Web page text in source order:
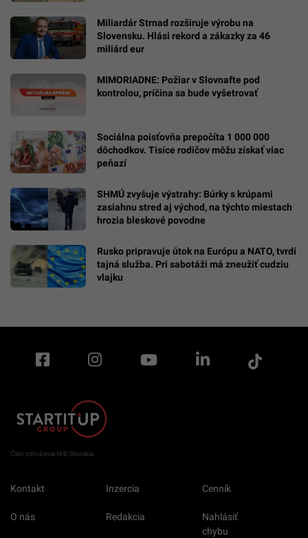
Miliardár Strnad rozširuje výrobu na
Slovensku. Hlási rekord a zákazky za 46
miliárd eur
MIMORIADNE: Požiar v Slovnafte pod
kontrolou, príčina sa bude vyšetrovať
Sociálna poisťovňa prepočíta 1 000 000
dôchodkov. Tisíce rodičov môžu získať viac
peňazí
SHMÚ zvyšuje výstrahy: Búrky s krúpami
zasiahnu stred aj východ, na týchto miestach
hrozia bleskové povodne
Rusko pripravuje útok na Európu a NATO, tvrdí
tajná služba. Pri sabotáži má zneužiť cudziu
vlajku
Člen združenia IAB Slovakia
Kontakt Inzercia Cenník
O nás Redakcia
Nahlásiť
chybu